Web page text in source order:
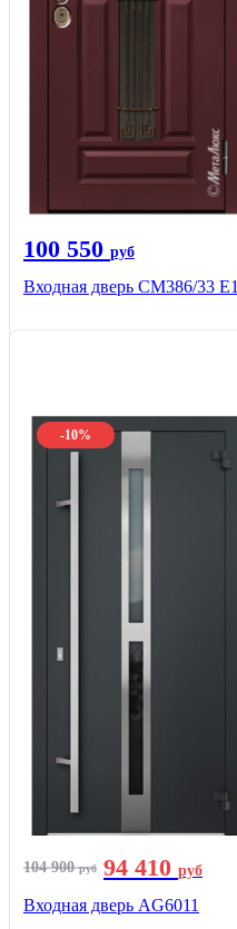
100 550 руб
Входная дверь СМ386/33 Е1
-10%
104 900руб 94 410 руб
Входная дверь AG6011